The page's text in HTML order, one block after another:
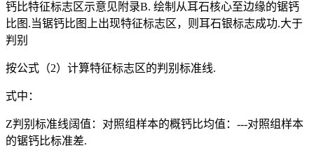
钙比特征标志区示意见附录B. 绘制从耳石核心至边缘的锯钙
比图.当锯钙比图上出现特征标志区，则耳石银标志成功.大于
判别
按公式（2）计算特征标志区的判别标准线.
式中：
Z判别标准线阔值：对照组样本的概钙比均值：---对照组样本
的锯钙比标准差.